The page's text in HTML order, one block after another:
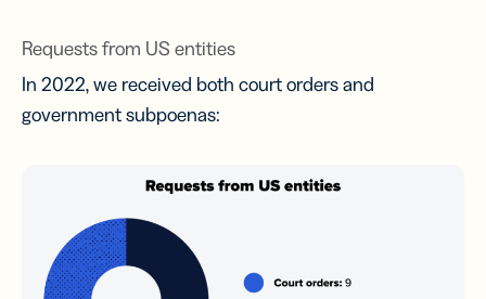
Requests from US entities
In 2022, we received both court orders and
government subpoenas: